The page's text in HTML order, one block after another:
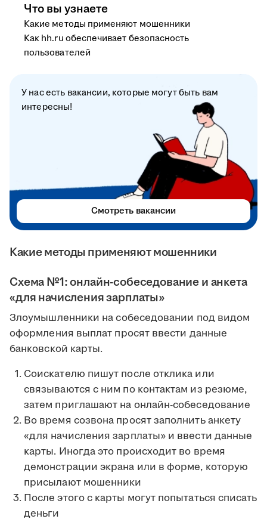
Какие методы применяют мошенники
Схема №1: онлайн-собеседование и анкета
«для начисления зарплаты»
Злоумышленники на собеседовании под видом
оформления выплат просят ввести данные
банковской карты.
Соискателю пишут после отклика или
связываются с ним по контактам из резюме,
затем приглашают на онлайн-собеседование
Во время созвона просят заполнить анкету
«для начисления зарплаты» и ввести данные
карты. Иногда это происходит во время
демонстрации экрана или в форме, которую
присылают мошенники
После этого с карты могут попытаться списать
деньги
Что вы узнаете
Какие методы применяют мошенники
Как hh.ru обеспечивает безопасность
пользователей
У нас есть вакансии, которые могут быть вам
интересны!
Смотреть вакансии